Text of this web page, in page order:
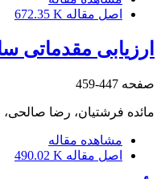
اصل مقاله 672.35 K
ارزیابی مقدماتی
صفحه 447-459
مائده فرشتیان، رضا صالحی،
مشاهده مقاله
اصل مقاله 490.02 K